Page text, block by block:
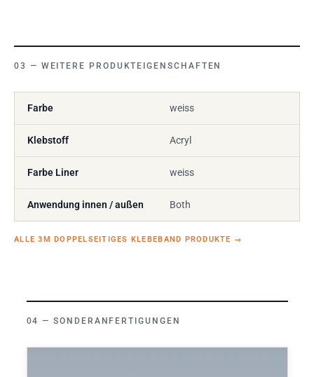
WEITERE PRODUKTEIGENSCHAFTEN
Farbe weiss
Klebstoff Acryl
Farbe Liner weiss
Anwendung innen / außen Both
ALLE 3M DOPPELSEITIGES KLEBEBAND PRODUKTE →
SONDERANFERTIGUNGEN